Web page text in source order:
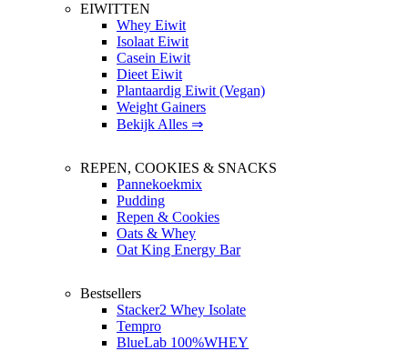
EIWITTEN
Whey Eiwit
Isolaat Eiwit
Casein Eiwit
Dieet Eiwit
Plantaardig Eiwit (Vegan)
Weight Gainers
Bekijk Alles ⇒
REPEN, COOKIES & SNACKS
Pannekoekmix
Pudding
Repen & Cookies
Oats & Whey
Oat King Energy Bar
Bestsellers
Stacker2 Whey Isolate
Tempro
BlueLab 100%WHEY